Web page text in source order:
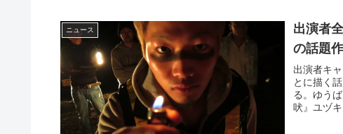
ニュース
出演者
の話題
出演者キ
とに描く
る。ゆう
吠』ユヅ